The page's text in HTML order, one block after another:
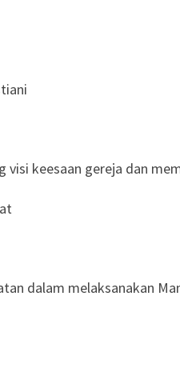
keesaan gereja dan
dalam melaksanakan